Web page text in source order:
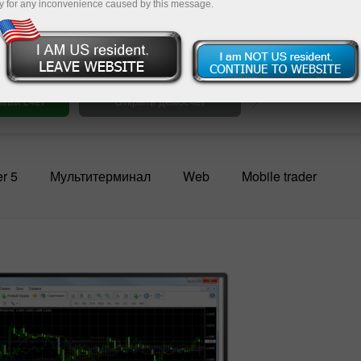
5 Мультитерминал Web Mobile trader
for any inconvenience caused by this message.